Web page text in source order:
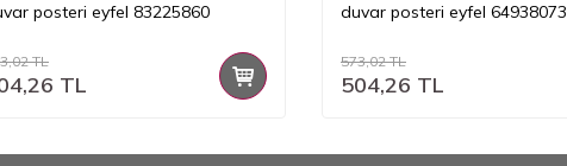
posteri eyfel 83225860
TL
TL
duvar posteri eyfel 64938073
573,02TL
504,26 TL